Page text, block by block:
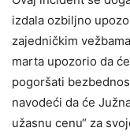
izdala ozbiljno
zajedničkim
marta upozorio da
pogoršati
navodeći da će
užasnu cenu“ za